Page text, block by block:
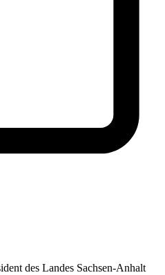
des Landes Sachsen-Anhalt